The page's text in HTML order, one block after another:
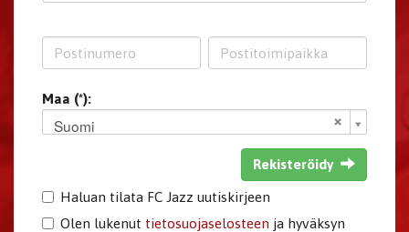
Maa (*):
Suomi
Rekisteröidy
Haluan tilata FC Jazz uutiskirjeen
Olen lukenut tietosuojaselosteen ja hyväksyn